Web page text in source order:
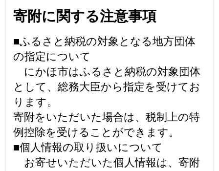
寄附に関する注意事項
■ふるさと納税の対象となる地方団体
の指定について
にかほ市はふるさと納税の対象団体
として、総務大臣から指定を受けてお
ります。
寄附をいただいた場合は、税制上の特
例控除を受けることができます。
■個人情報の取り扱いについて
お寄せいただいた個人情報は、寄附